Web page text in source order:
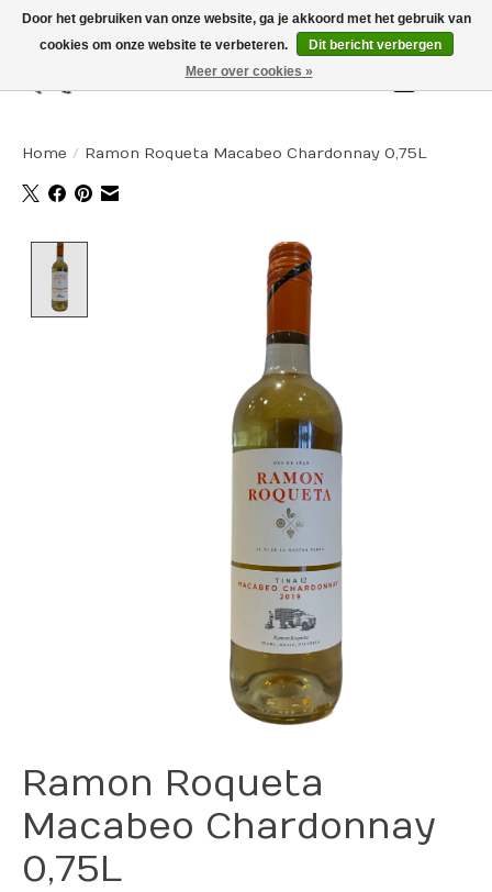
Home / Ramon Roqueta Macabeo Chardonnay 0,75L
Product image slideshow Items
Ramon Roqueta
Macabeo Chardonnay
0,75L
Door het gebruiken van onze website, ga je akkoord met het gebruik van
cookies om onze website te verbeteren.
Dit bericht verbergen
Meer over cookies »